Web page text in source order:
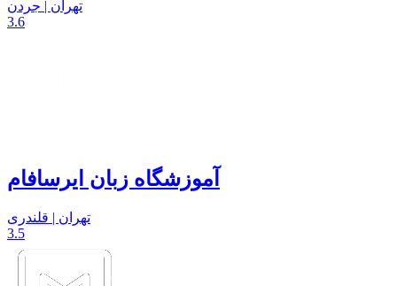
تهران | جردن
3.6
آموزشگاه زبان ایرسافام
تهران | قلندری
3.5